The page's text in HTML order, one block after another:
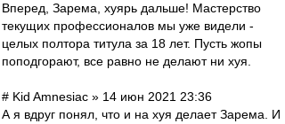
Вперед, Зарема, хуярь дальше! Мастерство
текущих профессионалов мы уже видели -
целых полтора титула за 18 лет. Пусть жопы
поподгорают, все равно не делают ни хуя.
# Kid Amnesiac » 14 июн 2021 23:36
А я вдруг понял, что и на хуя делает Зарема. И